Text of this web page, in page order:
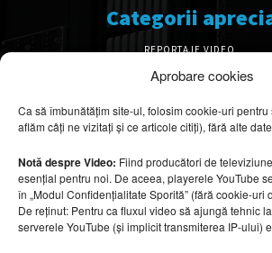
Aprobare cookies
Ca să îmbunătățim site-ul, folosim cookie-uri
aflăm câți ne vizitați și ce articole citiți), fără alte
Notă despre Video: Fiind producători de
esențial pentru noi. De aceea, playerele YouTube
în „Modul Confidențialitate Sporită” (fără cookie-uri
De reținut: Pentru ca fluxul video să ajungă tehnic
serverele YouTube (și implicit transmiterea IP-ului)
Categorii
REPORTAJE VIDEO
AMENAJĂRI INTERIOARE
DESIGN INTERIOR
ARHITECTURĂ & DESIGN
OPINII & ANALIZE
Articole
Mobilier rezistent la soare și